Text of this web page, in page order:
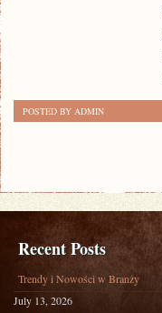
POSTED BY ADMIN
Recent Posts
Trendy i Nowości w Branży
July 13, 2026